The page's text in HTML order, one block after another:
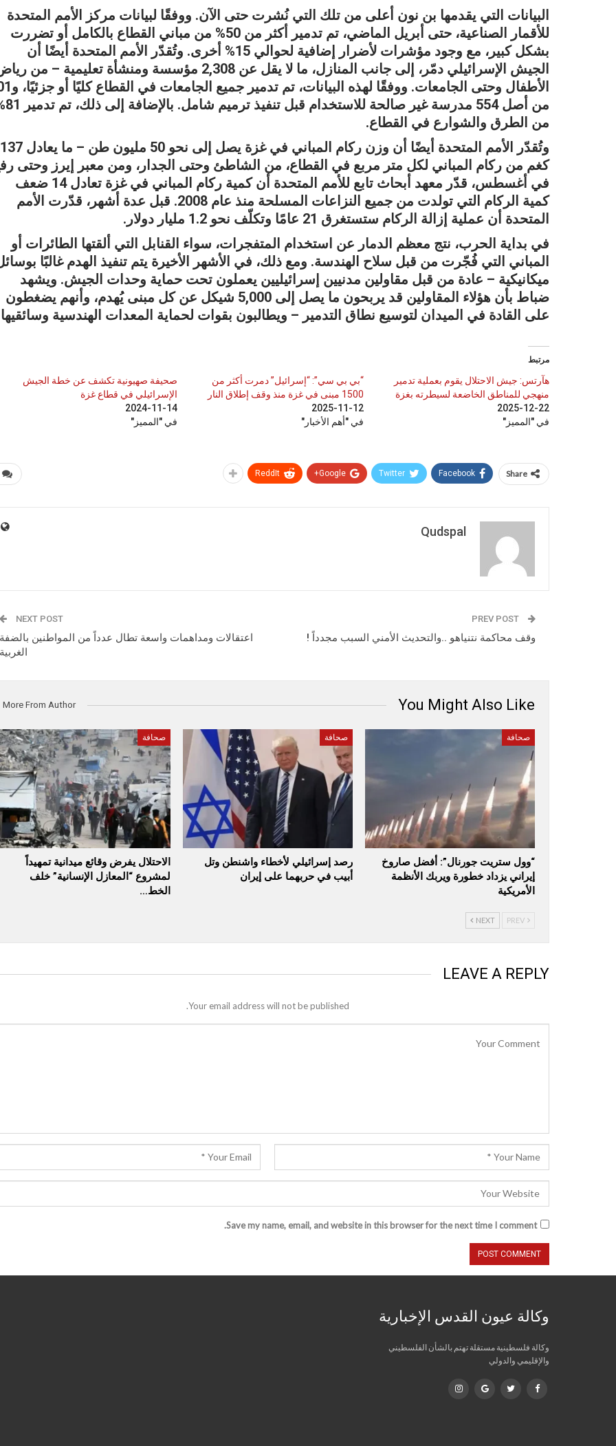
البيانات التي يقدمها بن نون أعلى من تلك التي نُشرت حتى الآن. ووفقًا لبيانات مركز الأمم المتحدة
للأقمار الصناعية، حتى أبريل الماضي، تم تدمير أكثر من 50% من مباني القطاع بالكامل أو تضررت
بشكل كبير، مع وجود مؤشرات لأضرار إضافية لحوالي 15% أخرى. وتُقدّر الأمم المتحدة أيضًا أن
الجيش الإسرائيلي دمّر، إلى جانب المنازل، ما لا يقل عن 2,308 مؤسسة ومنشأة تعليمية – من
الأطفال وحتى الجامعات. ووفقًا
من أصل 554 مدرسة غير
من الطرق والشوارع في القطاع.
وتُقدّر الأمم المتحدة أيضًا أن وزن ركام المباني في غزة يصل إلى نحو 50 مليون طن – ما يعادل 137
كغم من ركام المباني لكل متر مربع في القطاع، من الشاطئ وحتى الجدار، ومن معبر إيرز وحتى
في أغسطس، قدّر معهد أبحاث تابع للأمم المتحدة أن كمية ركام المباني في غزة تعادل 14 ضعف
كمية الركام التي تولدت من جميع النزاعات المسلحة منذ عام 2008. قبل عدة أشهر، قدّرت الأمم
المتحدة أن عملية إزالة الركام ستستغرق 21 عامًا وتكلّف نحو 1.2 مليار دولار.
في بداية الحرب، نتج معظم الدمار عن استخدام المتفجرات، سواء القنابل التي ألقتها الطائرات أو
المباني التي فُجّرت من قبل سلاح الهندسة. ومع ذلك، في الأشهر الأخيرة يتم تنفيذ الهدم غالبًا
ميكانيكية – عادة من قبل مقاولين مدنيين إسرائيليين يعملون تحت حماية وحدات الجيش. ويشهد
ضباط بأن هؤلاء المقاولين قد يربحون ما يصل إلى 5,000 شيكل عن كل مبنى يُهدم، وأنهم يضغطون
على القادة في الميدان لتوسيع نطاق التدمير – ويطالبون بقوات لحماية المعدات الهندسية
مرتبط
هآرتس: جيش الاحتلال يقوم بعملية تدمير
منهجي للمناطق الخاضعة لسيطرته بغزة
2025-12-22
في "المميز"
“بي بي سي”: “إسرائيل” دمرت أكثر من
1500 مبنى في غزة منذ وقف إطلاق النار
2025-11-12
في "أهم الأخبار"
صحيفة صهيونية تكشف عن خطة الجيش
الإسرائيلي في قطاع غزة
2024-11-14
في "المميز"
Share
Facebook
Twitter
Google+
ReddIt
Qudspal
وقف محاكمة نتنياهو ..والتحديث الأمني السبب مجدداً !
NEXT POST
اعتقالات ومداهمات واسعة تطال عدداً من المواطنين بالضفة
الغربية
You Might Also Like
More From Author
صحافة
“وول ستريت جورنال”: أفضل صاروخ
إيراني يزداد خطورة ويربك الأنظمة
الأمريكية
صحافة
رصد إسرائيلي لأخطاء واشنطن وتل
أبيب في حربهما على إيران
صحافة
الاحتلال يفرض وقائع ميدانية تمهيداً
لمشروع “المعازل الإنسانية” خلف
الخط…
NEXT
LEAVE A REPLY
Your email address will not be published.
Save my name, email, and website in this browser for the next time I comment.
وكالة عيون القدس الإخبارية
وكالة فلسطينية مستقلة تهتم بالشأن الفلسطيني
والإقليمي والدولي